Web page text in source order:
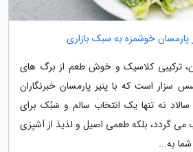
پارمسان خوشمزه به سبک بازاری
ترکیبی کلاسیک و خوش طعم از برگ های
سزار است که با پنیر پارمسان خبرنگاران
نه تنها یک انتخاب سالم و سَبُک برای
گردد، بلکه طعمی اصیل و لذیذ از آشپزی
شما به...